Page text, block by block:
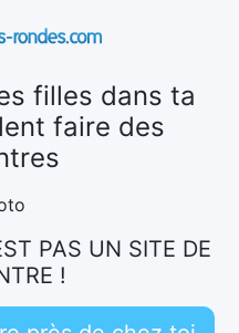
filles dans ta
faire des
PAS UN SITE DE
!